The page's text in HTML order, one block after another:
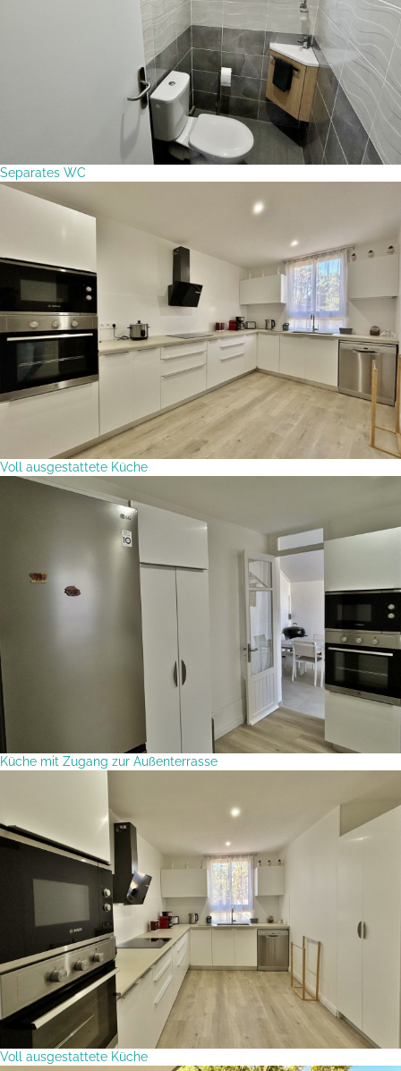
Separates WC
Voll ausgestattete Küche
Küche mit Zugang zur Außenterrasse
Voll ausgestattete Küche